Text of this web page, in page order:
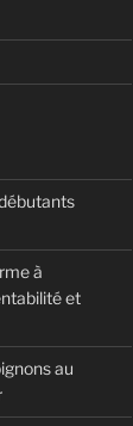
à
et
au